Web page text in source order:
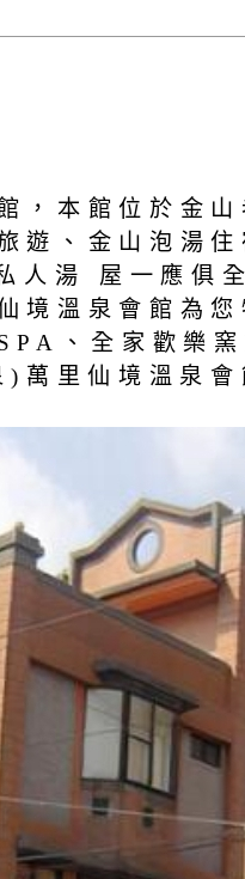
，本館位於金
遊、金山泡湯
人湯 屋一應俱
境溫泉會館為
、全家歡樂
里仙境溫泉